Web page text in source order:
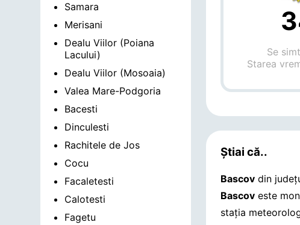
Samara
Merisani
Dealu Viilor (Poiana
Lacului)
Dealu Viilor (Mosoaia)
Valea Mare-Podgoria
Bacesti
Dinculesti
Rachitele de Jos
Cocu
Facaletesti
Calotesti
Fagetu
Se
Starea
Știai că..
Bascov din
Bascov este
stația